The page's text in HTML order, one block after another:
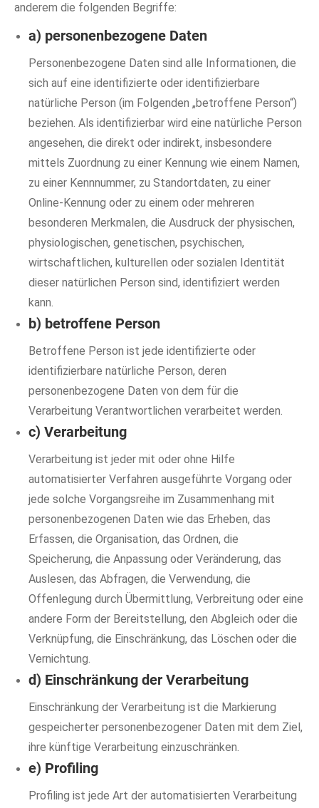
anderem die folgenden Begriffe:
a) personenbezogene Daten
Personenbezogene Daten sind alle Informationen, die
sich auf eine identifizierte oder identifizierbare
natürliche Person (im Folgenden „betroffene Person“)
beziehen. Als identifizierbar wird eine natürliche Person
angesehen, die direkt oder indirekt, insbesondere
mittels Zuordnung zu einer Kennung wie einem Namen,
zu einer Kennnummer, zu Standortdaten, zu einer
Online-Kennung oder zu einem oder mehreren
besonderen Merkmalen, die Ausdruck der physischen,
physiologischen, genetischen, psychischen,
wirtschaftlichen, kulturellen oder sozialen Identität
dieser natürlichen Person sind, identifiziert werden
kann.
b) betroffene Person
Betroffene Person ist jede identifizierte oder
identifizierbare natürliche Person, deren
personenbezogene Daten von dem für die
Verarbeitung Verantwortlichen verarbeitet werden.
c) Verarbeitung
Verarbeitung ist jeder mit oder ohne Hilfe
automatisierter Verfahren ausgeführte Vorgang oder
jede solche Vorgangsreihe im Zusammenhang mit
personenbezogenen Daten wie das Erheben, das
Erfassen, die Organisation, das Ordnen, die
Speicherung, die Anpassung oder Veränderung, das
Auslesen, das Abfragen, die Verwendung, die
Offenlegung durch Übermittlung, Verbreitung oder eine
andere Form der Bereitstellung, den Abgleich oder die
Verknüpfung, die Einschränkung, das Löschen oder die
Vernichtung.
d) Einschränkung der Verarbeitung
Einschränkung der Verarbeitung ist die Markierung
gespeicherter personenbezogener Daten mit dem Ziel,
ihre künftige Verarbeitung einzuschränken.
e) Profiling
Profiling ist jede Art der automatisierten Verarbeitung